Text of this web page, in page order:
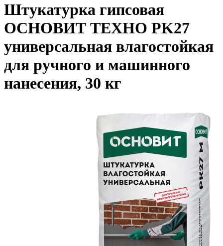
Штукатурка гипсовая
ОСНОВИТ ТЕХНО PK27
универсальная влагостойкая
для ручного и машинного
нанесения, 30 кг